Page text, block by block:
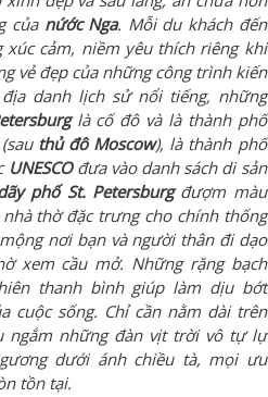
của nứớc Nga. Mỗi du khách đến
xúc cảm, niềm yêu thích riêng khi
vẻ đẹp của những công trình kiến
danh lịch sử nổi tiếng, những
là cố đô và là thành phố
thủ đô Moscow), là thành phố
UNESCOđưa vào danh sách di sản
phố St. Petersburgđượm màu
thờ đặc trưng cho chính thống
nơi bạn và người thân đi dạo
xem cầu mở. Những rặng bạch
thanh bình giúp làm dịu bớt
cuộc sống. Chỉ cần nằm dài trên
ngắm những đàn vịt trời vô tự lự
dưới ánh chiều tà, mọi ưu
tồn tại.